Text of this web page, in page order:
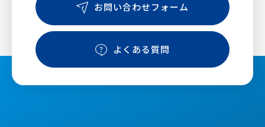
お問い合わせフォーム
よくある質問